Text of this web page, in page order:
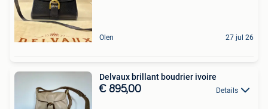
Olen 27 jul 26
Delvaux brillant boudrier ivoire
€ 895,00 Details